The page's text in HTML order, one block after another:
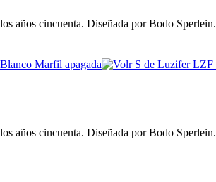
años cincuenta. Diseñada por Bodo Sperlein.
años cincuenta. Diseñada por Bodo Sperlein.